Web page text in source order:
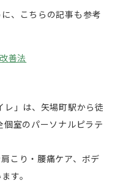
、こちらの記事も参考
善法
レ」は、矢場町駅から徒
室のパーソナルピラテ
こり・腰痛ケア、ボデ
す。